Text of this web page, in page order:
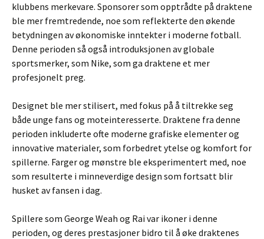
klubbens merkevare. Sponsorer som opptrådte på draktene
ble mer fremtredende, noe som reflekterte den økende
betydningen av økonomiske inntekter i moderne fotball.
Denne perioden så også introduksjonen av globale
sportsmerker, som Nike, som ga draktene et mer
profesjonelt preg.
Designet ble mer stilisert, med fokus på å tiltrekke seg
både unge fans og moteinteresserte. Draktene fra denne
perioden inkluderte ofte moderne grafiske elementer og
innovative materialer, som forbedret ytelse og komfort for
spillerne. Farger og mønstre ble eksperimentert med, noe
som resulterte i minneverdige design som fortsatt blir
husket av fansen i dag.
Spillere som George Weah og Rai var ikoner i denne
perioden, og deres prestasjoner bidro til å øke draktenes